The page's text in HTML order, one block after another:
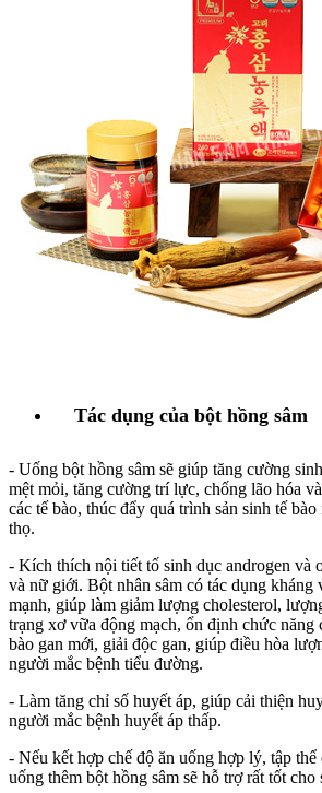
Tác dụng của bột hồng sâm
- Uống bột hồng sâm sẽ giúp tăng cường
mệt mỏi, tăng cường trí lực, chống lão hóa
các tế bào, thúc đẩy quá trình sản sinh tế
thọ.
- Kích thích nội tiết tố sinh dục androgen và
và nữ giới. Bột nhân sâm có tác dụng kháng
mạnh, giúp làm giảm lượng cholesterol,
trạng xơ vữa động mạch, ổn định chức năng
bào gan mới, giải độc gan, giúp điều hòa
người mắc bệnh tiểu đường.
- Làm tăng chỉ số huyết áp, giúp cải thiện
người mắc bệnh huyết áp thấp.
- Nếu kết hợp chế độ ăn uống hợp lý, tập
uống thêm bột hồng sâm sẽ hỗ trợ rất tốt cho